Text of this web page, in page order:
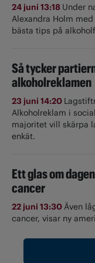
24 juni 13:18 Under
Alexandra Holm
bästa tips på
Så tycker
alkoholreklamen
23 juni 14:20
Alkoholreklam i
majoritet vill skärpa
enkät.
Ett glas om
cancer
22 juni 13:30Även
cancer, visar ny